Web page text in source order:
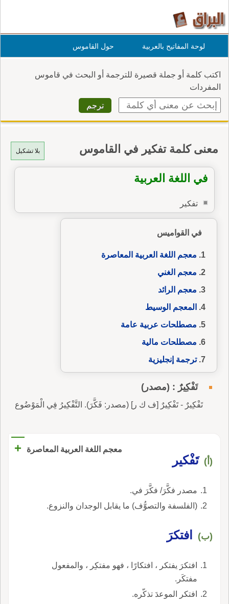
لوحة المفاتيح بالعربية حول القاموس
اكتب كلمة أو جملة قصيرة للترجمة أو البحث في قاموس
المفردات
بلا تشكيل معنى كلمة تفكير في القاموس
في اللغة العربية
تفكير
في القواميس
معجم اللغة العربية المعاصرة
معجم الغني
معجم الرائد
المعجم الوسيط
مصطلحات عربية عامة
مصطلحات مالية
ترجمة إنجليزية
تَفْكِيرٌ : (مصدر)
تَفْكِيرٌ - تَفْكِيرٌ [ف ك ر] (مصدر: فَكَّرَ). التَّفْكِيرُ فِي الْمَوْضُوع
معجم اللغة العربية المعاصرة +
(أ) تَفْكير
مصدر فكَّرَ/ فكَّرَ في.
(الفلسفة والتصوُّف) ما يقابل الوجدان والنزوع.
(ب) افتكرَ
افتكرَ يفتكر ، افتكارًا ، فهو مفتكِر ، والمفعول
مفتكَر.
افتكر الموعدَ تذكّره.